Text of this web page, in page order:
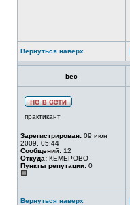
Вернуться наверх
bec
практикант
Зарегистрирован: 09 июн
2009, 05:44
Сообщений: 12
Откуда: КЕМЕРОВО
Пункты репутации: 0
Вернуться наверх